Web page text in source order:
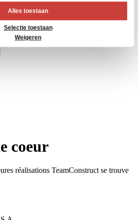
Alles toestaan
Selectie toestaan
Weigeren
coeur
réalisations TeamConstruct se trouve